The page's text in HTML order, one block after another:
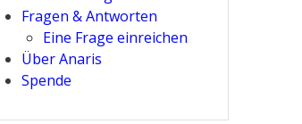
Fragen & Antworten
Eine Frage einreichen
Über Anaris
Spende